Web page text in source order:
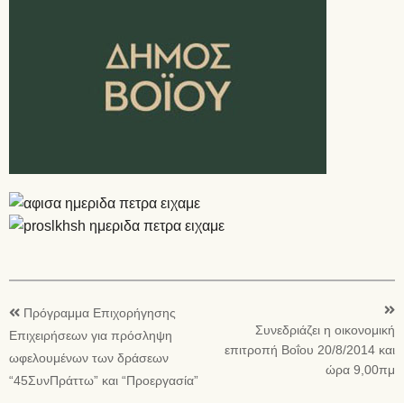
Πρόγραμμα Επιχορήγησης
Επιχειρήσεων για πρόσληψη
ωφελουμένων των δράσεων
“45ΣυνΠράττω” και “Προεργασία”
Συνεδριάζει η οικονομική
επιτροπή Βοΐου 20/8/2014 και
ώρα 9,00πμ